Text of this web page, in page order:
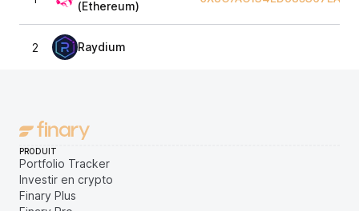
(Ethereum)
2 Raydium
PRODUIT
Portfolio Tracker
Investir en crypto
Finary Plus